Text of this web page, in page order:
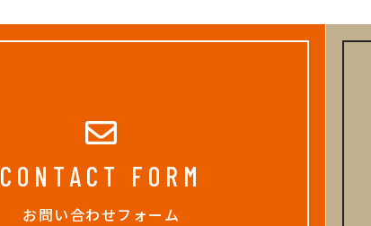
CONTACT FORM
お問い合わせフォーム